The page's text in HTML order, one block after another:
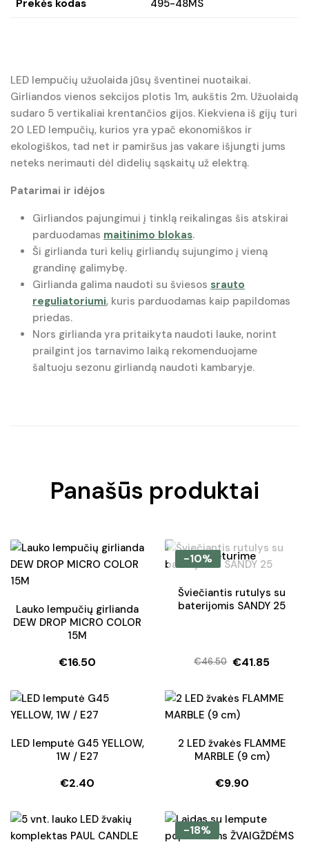
Prekės kodas 495-48MS
LED lempučių užuolaida jūsų šventinei nuotaikai.
Girliandos vienos sekcijos plotis 1m, aukštis 2m. Užuolaidą
sudaro 5 vertikaliai krentančios gijos. Kiekviena iš gijų turi
20 LED lempučių, kurios yra ypač ekonomiškos ir
ekologiškos, tad net ir pamiršus jas vakare išjungti jums
neteks nerimauti dėl didelių sąskaitų už elektrą.
Patarimai ir idėjos
Girliandos pajungimui į tinklą reikalingas šis atskirai
parduodamas maitinimo blokas.
Ši girlianda turi kelių girliandų sujungimo į vieną
grandinę galimybę.
Girlianda galima naudoti su šviesos srauto
reguliatoriumi, kuris parduodamas kaip papildomas
priedas.
Nors girlianda yra pritaikyta naudoti lauke, norint
prailgint jos tarnavimo laiką rekomenduojame
šaltuoju sezonu girliandą naudoti kambaryje.
Panašūs produktai
Lauko lempučių girlianda
DEW DROP MICRO COLOR
15M
€16.50
-10%Neturime
Šviečiantis rutulys su
baterijomis SANDY 25
€46.50
Original
was:
€46.50.
€41.85
Current
is:
€41.85.
LED lemputė G45 YELLOW,
1W / E27
€2.40
2 LED žvakės FLAMME
MARBLE (9 cm)
€9.90
-18%